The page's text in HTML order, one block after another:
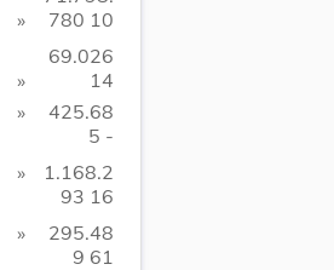
»
780 10
»
69.026
14
»
425.68
5 -
»
1.168.2
93 16
»
295.48
9 61